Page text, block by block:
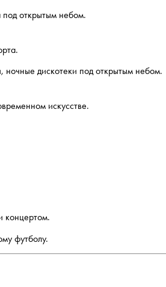
открытым небом.
ночные дискотеки под открытым небом.
искусстве.
концертом.
футболу.